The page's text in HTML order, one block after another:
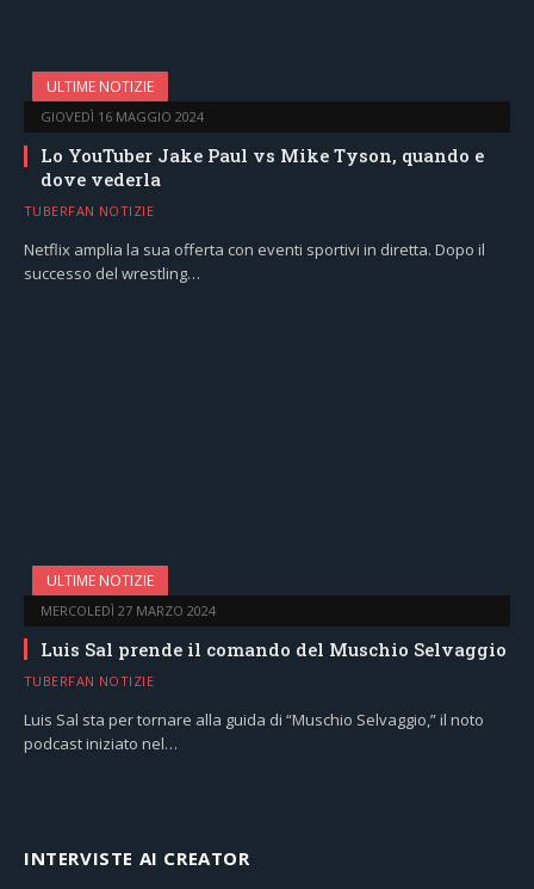
ULTIME NOTIZIE
GIOVEDÌ 16 MAGGIO 2024
Lo YouTuber Jake Paul vs Mike Tyson, quando e
dove vederla
TUBERFAN NOTIZIE
Netflix amplia la sua offerta con eventi sportivi in diretta. Dopo il
successo del wrestling…
ULTIME NOTIZIE
MERCOLEDÌ 27 MARZO 2024
Luis Sal prende il comando del Muschio Selvaggio
TUBERFAN NOTIZIE
Luis Sal sta per tornare alla guida di “Muschio Selvaggio,” il noto
podcast iniziato nel…
INTERVISTE AI CREATOR